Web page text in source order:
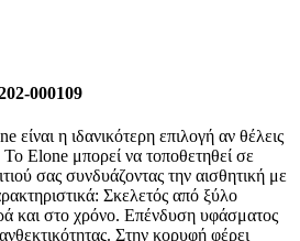
000109
η ιδανικότερη επιλογή αν θέλεις
Elone μπορεί να τοποθετηθεί σε
σας συνδυάζοντας την αισθητική με
Σκελετός από ξύλο
και στο χρόνο. Επένδυση υφάσματος
Στην κορυφή φέρει